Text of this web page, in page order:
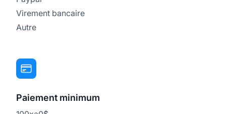
Virement bancaire
Autre
Paiement minimum